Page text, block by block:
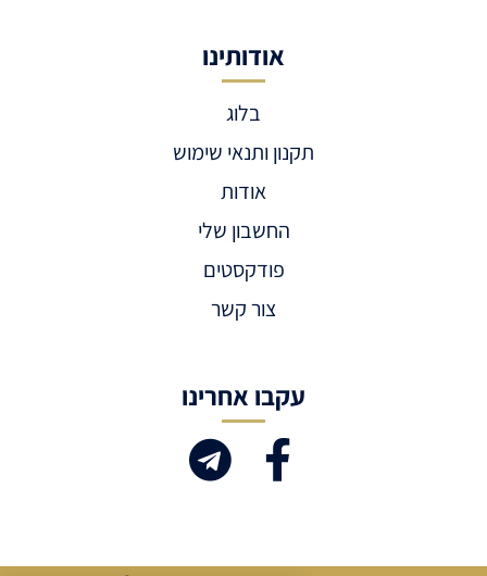
אודותינו
בלוג
תקנון ותנאי שימוש
אודות
החשבון שלי
פודקסטים
צור קשר
עקבו אחרינו